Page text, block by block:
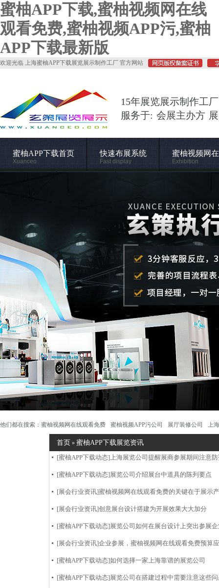
蜜柚APP下载,蜜柚视频网在线
观看免费,蜜柚视频APP污,蜜柚
APP下载最新版
欢迎光临 上海蜜柚APP下载展览展示制作工厂 官方网站
15年展览展示制作工厂
服务于: 会展主办方
蜜柚APP下载首页
Xuanceo
快速布展系统
Fast display
蜜柚视频网
Exhibition
他们都在搜索： 蜜柚视频网在线观看免费 蜜柚视频APP污公司 展厅装修公司 上
首页 » 蜜柚APP下载展览资讯
[蜜柚APP下载动态]上海展览公司提醒展商参展期间注意
[蜜柚APP下载动态]展览公司介绍展台中道具的陈列要点
[展会行业资讯]蜜柚视频网在线观看免费的关键在于展示
[展会行业资讯]创意展台设计搭建为开展效果大大加分
[蜜柚APP下载动态]展览公司如何在展台设计上突出参展
[展会行业资讯]企业参展，蜜柚视频网在线观看免费预算
[蜜柚APP下载动态]如何选择一家上海靠谱的展览公司
[蜜柚APP下载动态]展览公司在搭建过程中需要注意这些